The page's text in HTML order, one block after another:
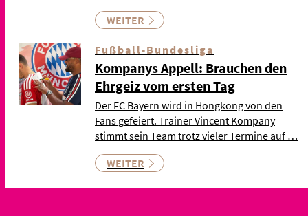
WEITER
Fußball-Bundesliga
Kompanys Appell: Brauchen den
Ehrgeiz vom ersten Tag
Der FC Bayern wird in Hongkong von den
Fans gefeiert. Trainer Vincent Kompany
stimmt sein Team trotz vieler Termine auf …
WEITER